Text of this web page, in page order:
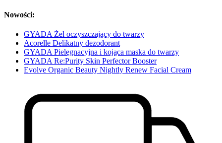
Nowości:
GYADA Żel oczyszczający do twarzy
Acorelle Delikatny dezodorant
GYADA Pielęgnacyjna i kojąca maska do twarzy
GYADA Re:Purity Skin Perfector Booster
Evolve Organic Beauty Nightly Renew Facial Cream